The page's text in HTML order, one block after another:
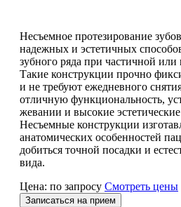
Несъемное протезирование
надежных и эстетичных
зубного ряда при частичной или
Такие конструкции прочно
и не требуют ежедневного
отличную функциональность,
жевании и высокие
Несъемные конструкции
анатомических особенностей
добиться точной посадки и
вида.
Цена: по запросу Смотреть цены
Записаться на прием